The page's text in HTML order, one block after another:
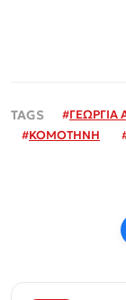
#ΓΕΩΡΓΙΑ
#ΚΟΜΟΤΗΝΗ